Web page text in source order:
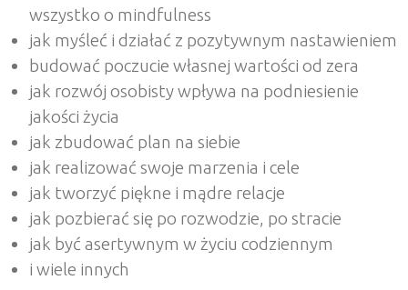
wszystko o mindfulness
jak myśleć i działać z pozytywnym nastawieniem
budować poczucie własnej wartości od zera
jak rozwój osobisty wpływa na podniesienie
jakości życia
jak zbudować plan na siebie
jak realizować swoje marzenia i cele
jak tworzyć piękne i mądre relacje
jak pozbierać się po rozwodzie, po stracie
jak być asertywnym w życiu codziennym
i wiele innych